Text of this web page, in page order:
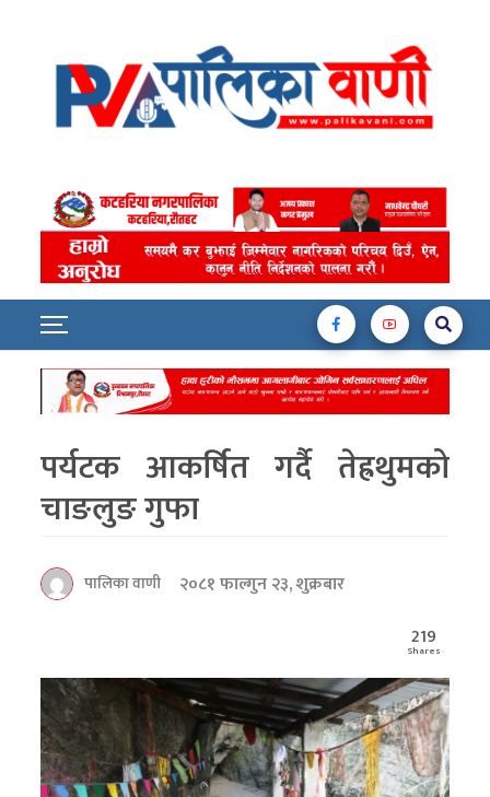
पर्यटक आकर्षित गर्दै तेह्रथुमको
चाङलुङ गुफा
पालिका वाणी
२०८१ फाल्गुन २३, शुक्रबार
219
Shares